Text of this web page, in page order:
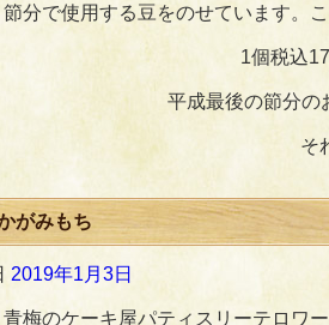
節分で使用する豆をのせています。
1個税込
平成最後の節分の
そ
がみもち
2019年1月3日
青梅のケーキ屋パティスリーテロワ